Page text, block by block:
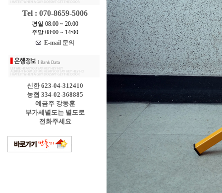
Tel : 070-8659-5006
평일 08:00 ~ 20:00
주말 08:00 ~ 14:00
E-mail 문의
신한 623-04-312410
농협 334-02-368885
예금주 강동훈
부가세별도는 별도로
전화주세요